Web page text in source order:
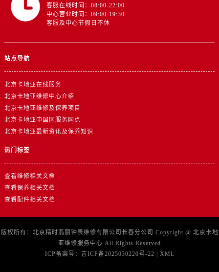
客服在线时间：08:00-22:00
中心营业时间：09:00-19:30
客服及中心节假日不休
站点导航
北京卡地亚在线服务
北京卡地亚维修中心介绍
北京卡地亚维修及保养项目
北京卡地亚中国区服务网点
北京卡地亚最新资讯及保养知识
热门标签
查看维修相关文档
查看保养相关文档
查看配件相关文档
版权所有：北京精时翡丽钟表维修有限公司长春分公司 Copyright @ 北京卡地
亚维修服务中心 All Rights Reserved
ICP备案号： 吉ICP备2025030220号-22 XML